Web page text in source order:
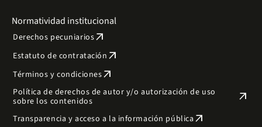
Normatividad institucional
Derechos pecuniariosarrow_outward
Estatuto de contratación arrow_outward
Términos y condicionesarrow_outward
Política de derechos de autor y/o autorización de uso
sobre los contenidos
arrow_outward
Transparencia y acceso a la información pública arrow_outward